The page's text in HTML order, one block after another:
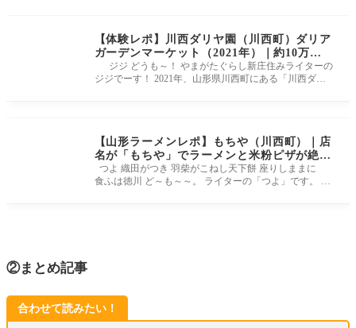
【体験レポ】川西ダリヤ園（川西町）ダリア
ガーデンマーケット（2021年）｜約10万の
ダリアが咲き誇る公園！
ジジ どうも～！ やまがたぐらし新庄住みライターの
ジジでーす！ 2021年、山形県川西町にある「川西ダリ
【山形ラーメンレポ】もちや（川西町）｜店
名が「もちや」でラーメンと米粉ピザが絶品
で、おまけに手相も見てくれる人気店
つよ 織田がつき 羽柴がこねし天下餅 座りしままに
食ふは徳川 ど～も～～。 ライターの「つよ」です。 よ
②まとめ記事
合わせて読みたい！